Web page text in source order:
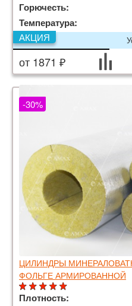
Горючесть:
Температура:
АКЦИЯ
от 1871 ₽
ЦИЛИНДРЫ
ФОЛЬГЕ АРМИРОВАННОЙ
-30%
Плотность: